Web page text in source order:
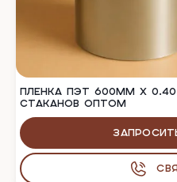
ПЛЕНКА ПЭТ 600ММ Х
СТАКАНОВ ОПТОМ